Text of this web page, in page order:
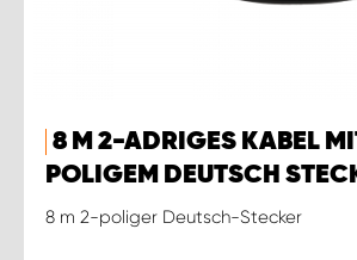
8 M 2-ADRIGES KABEL
POLIGEM DEUTSCH
8 m 2-poliger Deutsch-Stecker